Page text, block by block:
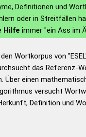
Definitionen und
oder in Streitfällen
Hilfe immer "ein Ass im
Wortkorpus von
das Referenz-
Über einen
versucht
Definition und